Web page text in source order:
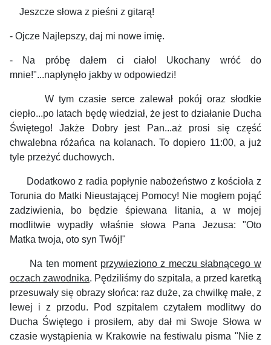
Jeszcze słowa z pieśni z gitarą!
- Ojcze Najlepszy, daj mi nowe imię.
- Na próbę dałem ci ciało! Ukochany wróć do
mnie!"...napłynęło jakby w odpowiedzi!
W tym czasie serce zalewał pokój oraz słodkie
ciepło...po latach będę wiedział, że jest to działanie Ducha
Świętego! Jakże Dobry jest Pan...aż prosi się część
chwalebna różańca na kolanach. To dopiero 11:00, a już
tyle przeżyć duchowych.
Dodatkowo z radia popłynie nabożeństwo z kościoła z
Torunia do Matki Nieustającej Pomocy! Nie mogłem pojąć
zadziwienia, bo będzie śpiewana litania, a w mojej
modlitwie wypadły właśnie słowa Pana Jezusa: "Oto
Matka twoja, oto syn Twój!"
Na ten moment przywieziono z meczu słabnącego w
oczach zawodnika. Pędziliśmy do szpitala, a przed karetką
przesuwały się obrazy słońca: raz duże, za chwilkę małe, z
lewej i z przodu. Pod szpitalem czytałem modlitwy do
Ducha Świętego i prosiłem, aby dał mi Swoje Słowa w
czasie wystąpienia w Krakowie na festiwalu pisma "Nie z